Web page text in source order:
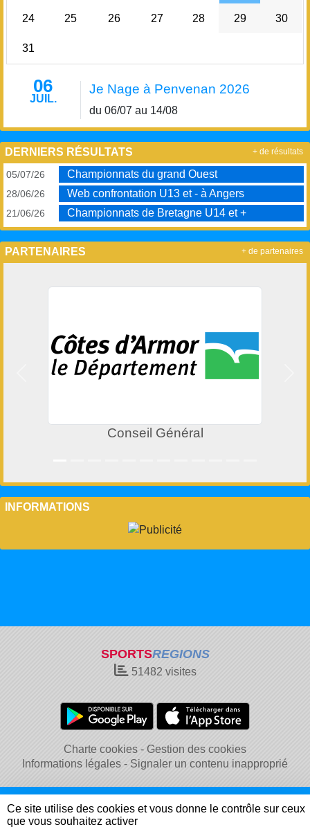
24 25 26 27 28 29 30
31
06
JUIL.
Je Nage à Penvenan 2026
du 06/07 au 14/08
DERNIERS RÉSULTATS
05/07/26 Championnats du grand Ouest
28/06/26 Web confrontation U13 et - à Angers
21/06/26 Championnats de Bretagne U14 et +
+ de résultats
PARTENAIRES
Conseil Général
Précedent
+ de partenaires
INFORMATIONS
SPORTSREGIONS
51482 visites
Charte cookies
Gestion des cookies
Informations légales
Signaler un contenu inapproprié
Ce site utilise des cookies et vous donne le contrôle sur ceux
que vous souhaitez activer